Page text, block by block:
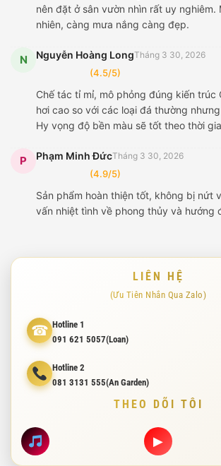
nên đặt ở sân vườn nhìn rất uy nghiêm.
nhiên, càng mưa nắng càng đẹp.
N Nguyễn Hoàng LongTháng 3 30, 2026
(4.5/5)
Chế tác tỉ mỉ, mô phỏng đúng kiến trúc
hơi cao so với các loại đá thường
Hy vọng độ bền màu sẽ tốt theo thời
P Phạm Minh ĐứcTháng 3 30, 2026
(4.9/5)
Sản phẩm hoàn thiện tốt, không bị nứt
vấn nhiệt tình về phong thủy và hướng
LIÊN HỆ
(Ưu Tiên Nhắn Qua Zalo)
☎ Hotline 1
091 621 5057(Loan)
Hotline 2
081 3131 555(An Garden)
THEO DÕI TÔI
▶